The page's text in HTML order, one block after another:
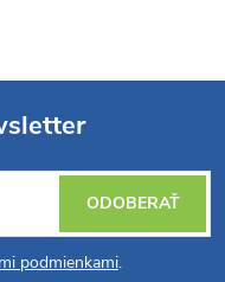
podmienkami.
ODOBERAŤ